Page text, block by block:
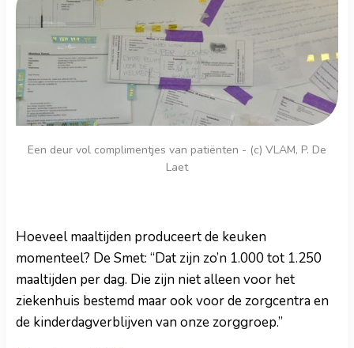
Een deur vol complimentjes van patiënten - (c) VLAM, P. De
Laet
Hoeveel maaltijden produceert de keuken
momenteel? De Smet: “Dat zijn zo’n 1.000 tot 1.250
maaltijden per dag. Die zijn niet alleen voor het
ziekenhuis bestemd maar ook voor de zorgcentra en
de kinderdagverblijven van onze zorggroep.”